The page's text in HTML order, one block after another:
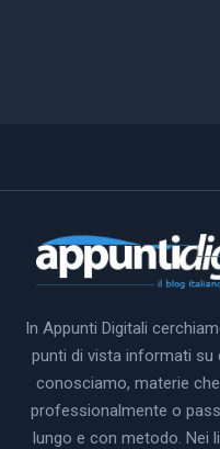
In Appunti Digitali
punti di vista informati su
conosciamo, materie
professionalmente o
lungo e con metodo. Nei